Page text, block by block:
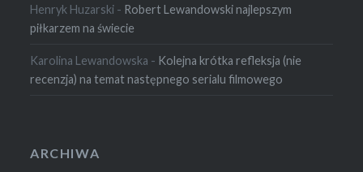
Henryk Huzarski - Robert Lewandowski najlepszym
piłkarzem na świecie
Karolina Lewandowska - Kolejna krótka refleksja (nie
recenzja) na temat następnego serialu filmowego
ARCHIWA